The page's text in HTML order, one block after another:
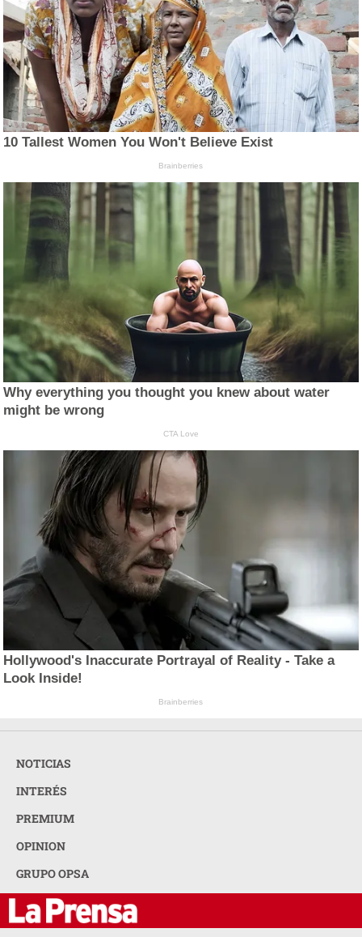
10 Tallest Women You Won't Believe Exist
Brainberries
Why everything you thought you knew about water
might be wrong
CTA Love
Hollywood's Inaccurate Portrayal of Reality - Take a
Look Inside!
Brainberries
NOTICIAS
INTERÉS
PREMIUM
OPINION
GRUPO OPSA